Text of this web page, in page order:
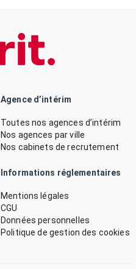
Agence d’intérim
Toutes nos agences d’intérim
Nos agences par ville
Nos cabinets de recrutement
Informations réglementaires
Mentions légales
CGU
Données personnelles
Politique de gestion des cookies